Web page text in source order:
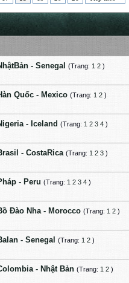
- Senegal (Trang: 1 2 )
độ
Quốc - Mexico (Trang: 1 2 )
độ
- Iceland (Trang: 1 2 3 4 )
độ
- CostaRica (Trang: 1 2 3 )
5 cấp độ
- Peru (Trang: 1 2 3 4 )
độ
Đào Nha - Morocco (Trang: 1 2 )
độ
- Senegal (Trang: 1 2 )
độ
- Nhật Bản (Trang: 1 2 )
độ